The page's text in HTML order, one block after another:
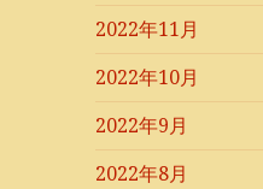
2022年11月
2022年10月
2022年9月
2022年8月